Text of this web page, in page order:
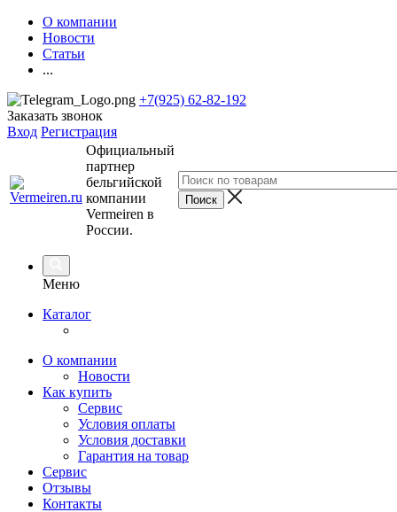
О компании
Новости
Статьи
...
+7(925) 62-82-192
Заказать звонок
Вход Регистрация
Официальный
партнер
бельгийской
компании
Vermeiren в
России.
Меню
Каталог
О компании
Новости
Как купить
Сервис
Условия оплаты
Условия доставки
Гарантия на товар
Сервис
Отзывы
Контакты